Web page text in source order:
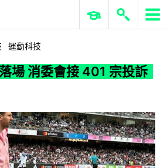
ERP 與商業 AI
運動科技
場 消委會接 401 宗投訴